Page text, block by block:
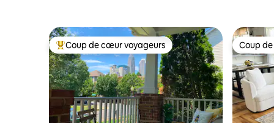
Coups de cœur voyageurs les plus appréciés
Coup de cœur voyageurs Coup
Coup